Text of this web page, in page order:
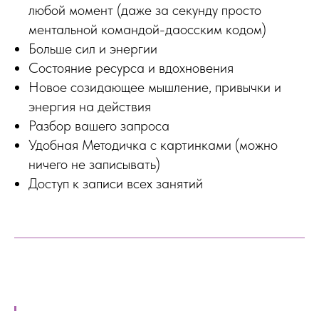
любой момент (даже за секунду просто
ментальной командой-даосским кодом)
Больше сил и энергии
Состояние ресурса и вдохновения
Новое созидающее мышление, привычки и
энергия на действия
Разбор вашего запроса
Удобная Методичка с картинками (можно
ничего не записывать)
Доступ к записи всех занятий